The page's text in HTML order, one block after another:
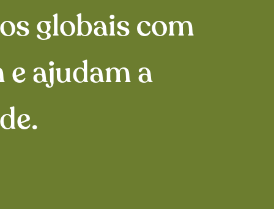
globais com
ajudam a